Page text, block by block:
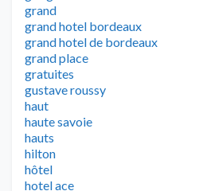
grand
grand hotel bordeaux
grand hotel de bordeaux
grand place
gratuites
gustave roussy
haut
haute savoie
hauts
hilton
hôtel
hotel ace